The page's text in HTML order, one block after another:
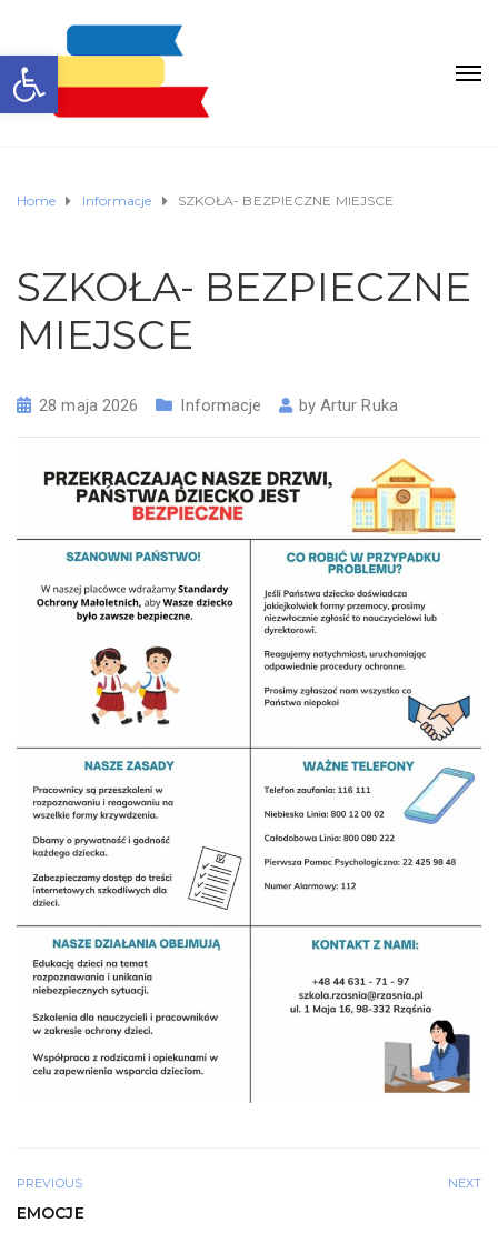
Otwórz pasek narzędzi
Home Informacje SZKOŁA- BEZPIECZNE MIEJSCE
SZKOŁA- BEZPIECZNE
MIEJSCE
28 maja 2026 Informacje by Artur Ruka
PREVIOUS
EMOCJE
NEXT